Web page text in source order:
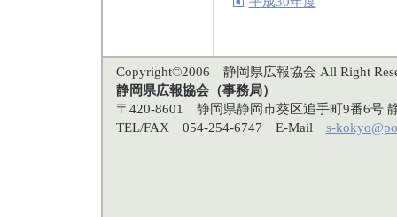
Copyright©2006 静岡県広報協会 All Right
静岡県広報協会（事務局）
〒420-8601 静岡県静岡市葵区追手町9番6号
TEL/FAX 054-254-6747 E-Mail s-